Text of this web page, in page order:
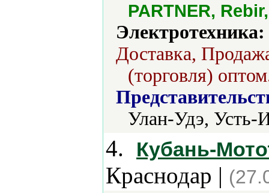
PARTNER,
Электротехника:
Доставка,
(торговля)
Улан-Удэ, Усть-
4. Кубань-
Краснодар |